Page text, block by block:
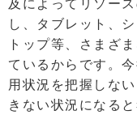
し、タブレット、
トップ等、さまざ
ているからです。
用状況を把握しな
きない状況になると